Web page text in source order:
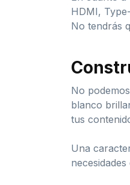
HDMI,
No tendrás
No
blanco
tus
Una